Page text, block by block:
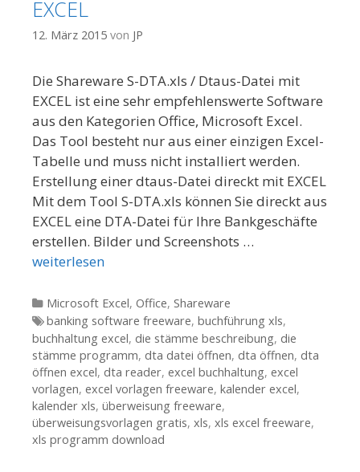
EXCEL
12. März 2015 von JP
Die Shareware S-DTA.xls / Dtaus-Datei mit
EXCEL ist eine sehr empfehlenswerte Software
aus den Kategorien Office, Microsoft Excel.
Das Tool besteht nur aus einer einzigen Excel-
Tabelle und muss nicht installiert werden.
Erstellung einer dtaus-Datei direckt mit EXCEL
Mit dem Tool S-DTA.xls können Sie direckt aus
EXCEL eine DTA-Datei für Ihre Bankgeschäfte
erstellen. Bilder und Screenshots …
weiterlesen
Kategorien
Microsoft Excel, Office, Shareware
Tags
banking software freeware, buchführung xls,
buchhaltung excel, die stämme beschreibung, die
stämme programm, dta datei öffnen, dta öffnen, dta
öffnen excel, dta reader, excel buchhaltung, excel
vorlagen, excel vorlagen freeware, kalender excel,
kalender xls, überweisung freeware,
überweisungsvorlagen gratis, xls, xls excel freeware,
xls programm download